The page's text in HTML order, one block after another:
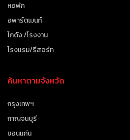
หอพัก
อพาร์ตเมนท์
โกดัง /โรงงาน
โรงแรม/รีสอร์ท
ค้นหาตามจังหวัด
กรุงเทพฯ
กาญจนบุรี
ขอนแก่น